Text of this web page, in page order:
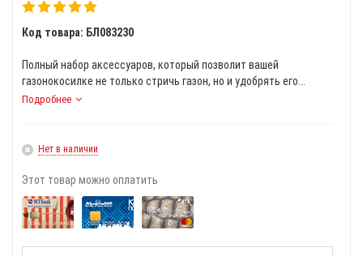
Код товара: БЛ083230
Полный набор аксессуаров, который позволит вашей
газонокосилке не только стричь газон, но и удобрять его...
Подробнее
Нет в наличии
Этот товар можно оплатить